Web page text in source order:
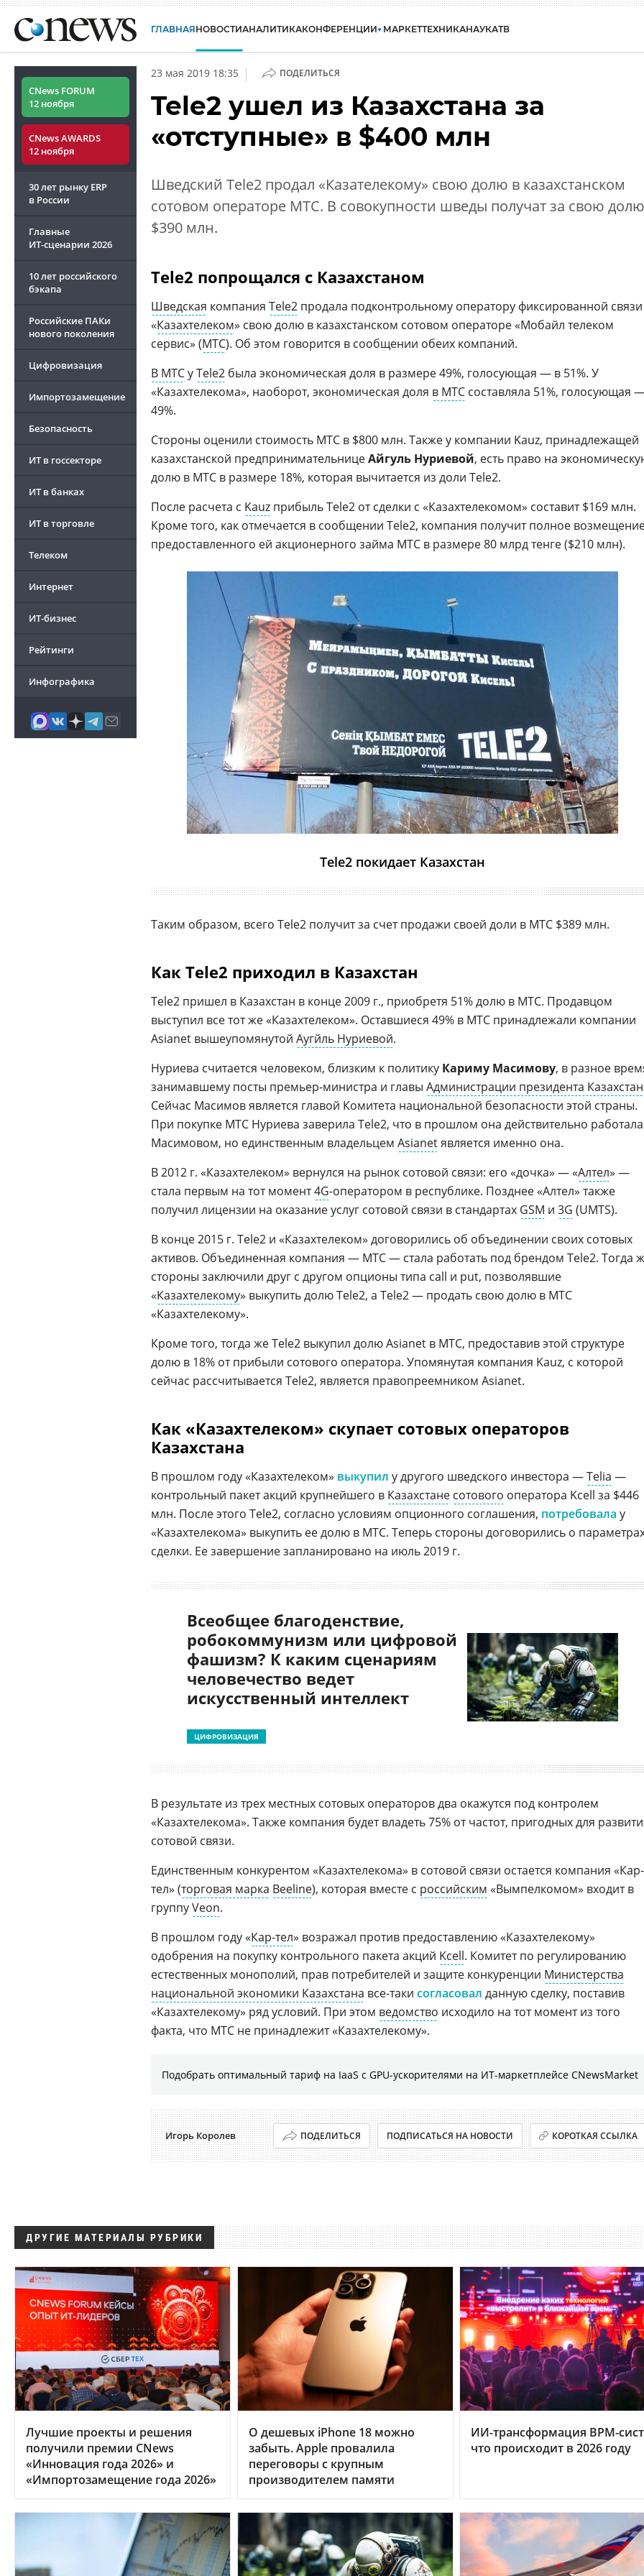
ГЛАВНАЯНОВОСТИАНАЛИТИКАКОНФЕРЕНЦИИ МАРКЕТТЕХНИКАНАУКАТВ
CNews FORUM
12 ноября
CNews AWARDS
12 ноября
30 лет рынку ERP
в России
Главные
ИТ-сценарии 2026
10 лет российского
бэкапа
Российские ПАКи
нового поколения
Цифровизация
Импортозамещение
Безопасность
ИТ в госсекторе
ИТ в банках
ИТ в торговле
Телеком
Интернет
ИТ-бизнес
Рейтинги
Инфографика
23 мая 2019 18:35 | ПОДЕЛИТЬСЯ
Tele2 ушел из Казахстана за
«отступные» в $400 млн
Шведский Tele2 продал «Казателекому» свою долю в казахстанском
сотовом операторе МТС. В совокупности шведы получат за свою долю
$390 млн.
Tele2 попрощался с Казахстаном
Шведская компания Tele2 продала подконтрольному оператору фиксированной связи
«Казахтелеком» свою долю в казахстанском сотовом операторе «Мобайл телеком
сервис» (МТС). Об этом говорится в сообщении обеих компаний.
В МТСуTele2 была экономическая доля в размере 49%, голосующая — в 51%. У
«Казахтелекома», наоборот, экономическая доля в МТС составляла 51%, голосующая
49%.
Стороны оценили стоимость МТС в $800 млн. Также у компании Kauz, принадлежащей
казахстанской предпринимательницеАйгуль Нуриевой, есть право на
долю в МТС в размере 18%, которая вычитается из доли Tele2.
После расчета с Kauz прибыль Tele2 от сделки с «Казахтелекомом» составит $169 млн.
Кроме того, как отмечается в сообщении Tele2, компания получит полное
предоставленного ей акционерного займа МТС в размере 80 млрд тенге ($210 млн).
Tele2 покидает Казахстан
Таким образом, всего Tele2 получит за счет продажи своей доли в МТС $389 млн.
Как Tele2 приходил в Казахстан
Tele2 пришел в Казахстан в конце 2009 г., приобретя 51% долю в МТС. Продавцом
выступил все тот же «Казахтелеком». Оставшиеся 49% в МТС принадлежали компании
Asianet вышеупомянутой Аугйль Нуриевой.
Нуриева считается человеком, близким к политику Кариму Масимову, в разное
занимавшему посты премьер-министра и главы Администрации президента
Сейчас Масимов является главой Комитета национальной безопасности этой страны.
При покупке МТС Нуриева заверила Tele2, что в прошлом она действительно
Масимовом, но единственным владельцем Asianetявляется именно она.
В 2012 г. «Казахтелеком» вернулся на рынок сотовой связи: его «дочка» — «Алтел» —
стала первым на тот момент4G-оператором в республике. Позднее «Алтел» также
получил лицензии на оказание услуг сотовой связи в стандартах GSM и 3G (UMTS).
В конце 2015 г. Tele2 и «Казахтелеком» договорились об объединении своих сотовых
активов. Объединенная компания — МТС — стала работать под брендом Tele2. Тогда
стороны заключили друг с другом опционы типа call и put, позволявшие
«Казахтелекому» выкупить долю Tele2, а Tele2 — продать свою долю в МТС
«Казахтелекому».
Кроме того, тогда же Tele2 выкупил долю Asianet в МТС, предоставив этой структуре
долю в 18% от прибыли сотового оператора. Упомянутая компания Kauz, с которой
сейчас рассчитывается Tele2, является правопреемником Asianet.
Как «Казахтелеком» скупает сотовых операторов
Казахстана
В прошлом году «Казахтелеком» выкупил у другого шведского инвестора —Telia —
контрольный пакет акций крупнейшего в Казахстане сотового оператора Kcell за $446
млн. После этого Tele2, согласно условиям опционного соглашения, потребовала у
«Казахтелекома» выкупить ее долю в МТС. Теперь стороны договорились о
сделки. Ее завершение запланировано на июль 2019 г.
Всеобщее благоденствие,
робокоммунизм или цифровой
фашизм? К каким сценариям
человечество ведет
искусственный интеллект
ЦИФРОВИЗАЦИЯ
В результате из трех местных сотовых операторов два окажутся под контролем
«Казахтелекома». Также компания будет владеть 75% от частот, пригодных для
сотовой связи.
Единственным конкурентом «Казахтелекома» в сотовой связи остается компания «Кар-
тел» (торговая марка Beeline), которая вместе с российским «Вымпелкомом» входит в
группуVeon.
В прошлом году «Кар-тел» возражал против предоставлению «Казахтелекому»
одобрения на покупку контрольного пакета акций Kcell. Комитет по регулированию
естественных монополий, прав потребителей и защите конкуренции Министерства
национальной экономики Казахстана все-таки согласовал данную сделку, поставив
«Казахтелекому» ряд условий. При этом ведомство исходило на тот момент из того
факта, что МТС не принадлежит «Казахтелекому».
Подобрать оптимальный тариф на IaaS с GPU-ускорителями на ИТ-маркетплейсе CNewsMarket
Игорь Королев ПОДЕЛИТЬСЯ ПОДПИСАТЬСЯ НА НОВОСТИ КОРОТКАЯ ССЫЛКА
ДРУГИЕ МАТЕРИАЛЫ РУБРИКИ
Лучшие проекты и решения
получили премии CNews
«Инновация года 2026» и
«Импортозамещение года 2026»
О дешевых iPhone 18 можно
забыть. Apple провалила
переговоры с крупным
производителем памяти
ИИ-трансформация BPM-
что происходит в 2026 году